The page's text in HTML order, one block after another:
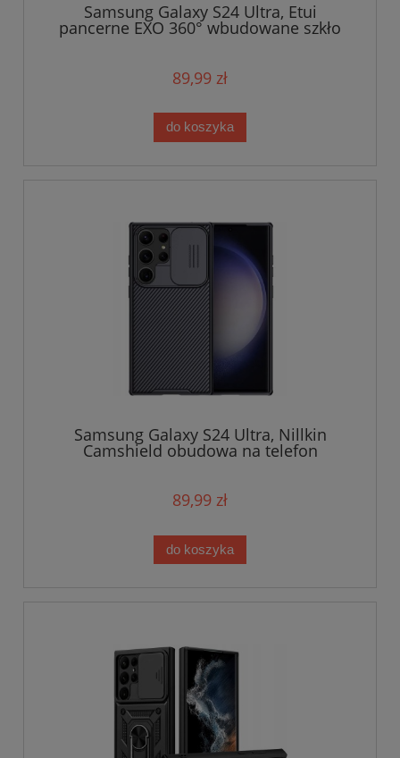
Samsung Galaxy S24 Ultra, Etui
pancerne EXO 360° wbudowane szkło
89,99 zł
do koszyka
Samsung Galaxy S24 Ultra, Nillkin
Camshield obudowa na telefon
89,99 zł
do koszyka